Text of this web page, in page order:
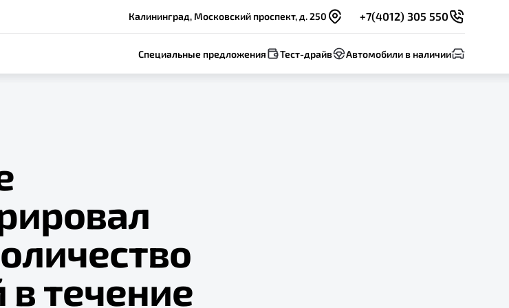
Калининград, Московский проспект, д. 250 +7(4012) 305 550
Специальные предложения Тест-драйв Автомобили в наличии
в течение